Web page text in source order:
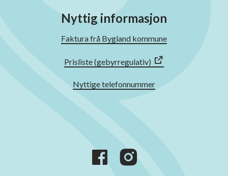
Nyttig informasjon
Faktura frå Bygland kommune
Prisliste (gebyrregulativ)
Nyttige telefonnummer